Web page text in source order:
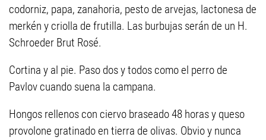
codorniz, papa, zanahoria, pesto de arvejas, lactonesa de
merkén y criolla de frutilla. Las burbujas serán de un H.
Schroeder Brut Rosé.
Cortina y al pie. Paso dos y todos como el perro de
Pavlov cuando suena la campana.
Hongos rellenos con ciervo braseado 48 horas y queso
provolone gratinado en tierra de olivas. Obvio y nunca